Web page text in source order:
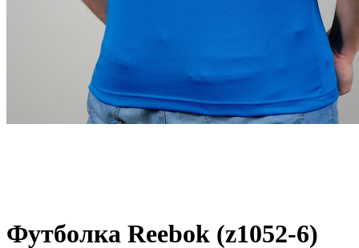
Футболка Reebok (z1052-6)